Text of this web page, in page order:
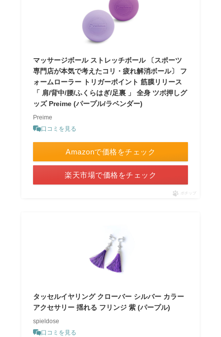
マッサージボール ストレッチボール 〔スポーツ
専門店が本気で考えたコリ・疲れ解消ボール〕 フ
ォームローラー トリガーポイント 筋膜リリース
「 肩/背中/腰/ふくらはぎ/足裏 」 全身 ツボ押しグ
ッズ Preime (パープル/ラベンダー)
Preime
口コミを見る
Amazonで価格をチェック
楽天市場で価格をチェック
ポチップ
タッセルイヤリング クローバー シルバー カラー
アクセサリー 揺れる フリンジ 紫 (パープル)
spieldose
口コミを見る